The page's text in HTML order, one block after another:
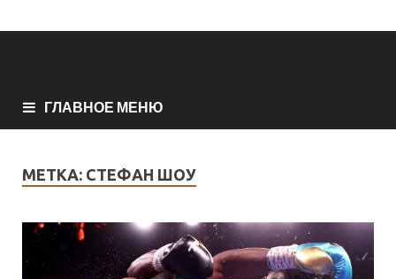
ГЛАВНОЕ МЕНЮ
МЕТКА: СТЕФАН ШОУ